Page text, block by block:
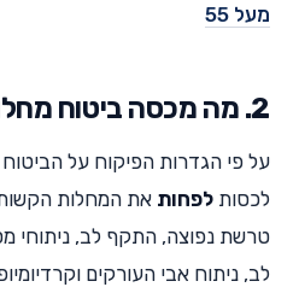
מעל 55
2. מה מכסה ביטוח מחלות קשות?
על פי הגדרות הפיקוח על
לכסות לפחות את המחלות
טרשת נפוצה, התקף לב, ניתוחי
לב, ניתוח אבי העורקים